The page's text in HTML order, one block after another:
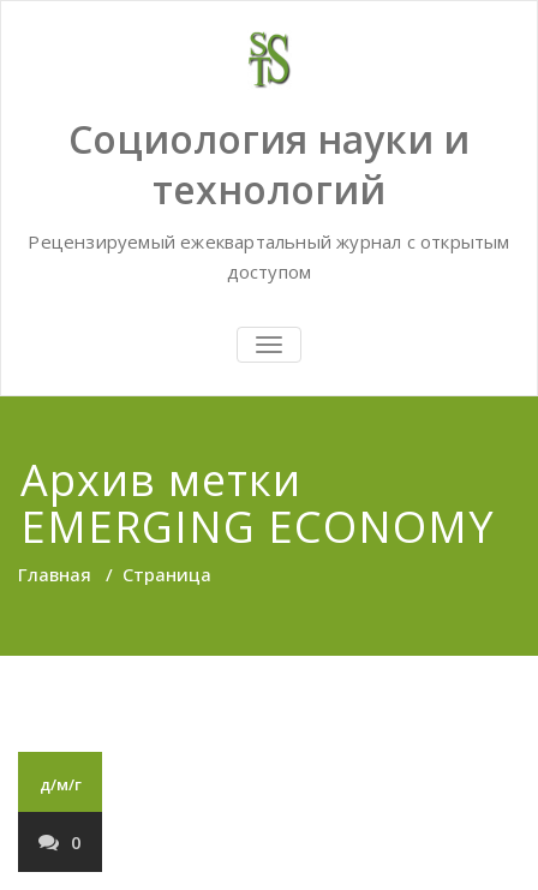
Социология науки и
технологий
Рецензируемый ежеквартальный журнал с открытым
доступом
TOGGLE
NAVIGATION
Архив метки
EMERGING ECONOMY
Главная / Страница
д/м/г
0